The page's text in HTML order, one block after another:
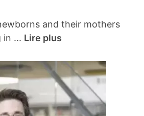
and their mothers
in ... Lire plus